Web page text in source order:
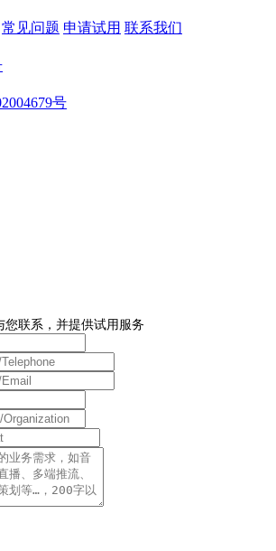
常见问题 申请试用 联系我们
号
您联系，并提供试用服务